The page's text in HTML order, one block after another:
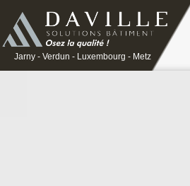
Jarny - Verdun - Luxembourg - Metz